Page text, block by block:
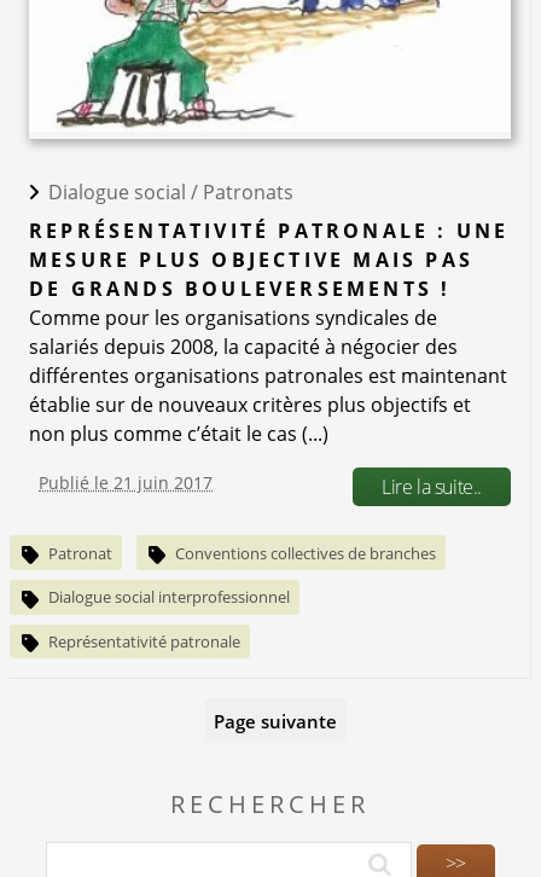
Dialogue social / Patronats
REPRÉSENTATIVITÉ PATRONALE : UNE
MESURE PLUS OBJECTIVE MAIS PAS
DE GRANDS BOULEVERSEMENTS !
Comme pour les organisations syndicales de
salariés depuis 2008, la capacité à négocier des
différentes organisations patronales est maintenant
établie sur de nouveaux critères plus objectifs et
non plus comme c’était le cas (...)
Publié le 21 juin 2017 Lire la suite..
Patronat Conventions collectives de branches
Dialogue social interprofessionnel
Représentativité patronale
Page suivante
RECHERCHER